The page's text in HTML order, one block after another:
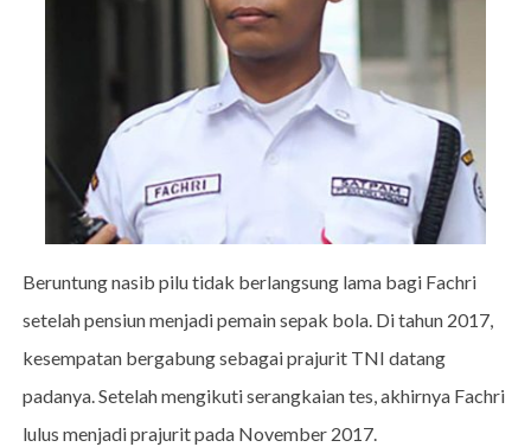
Beruntung nasib pilu tidak berlangsung lama bagi Fachri
setelah pensiun menjadi pemain sepak bola. Di tahun 2017,
kesempatan bergabung sebagai prajurit TNI datang
padanya. Setelah mengikuti serangkaian tes, akhirnya Fachri
lulus menjadi prajurit pada November 2017.